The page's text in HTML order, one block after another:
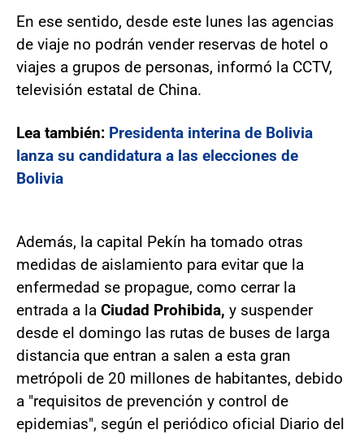
En ese sentido, desde este lunes las agencias
de viaje no podrán vender reservas de hotel o
viajes a grupos de personas, informó la CCTV,
televisión estatal de China.
Lea también: Presidenta interina de Bolivia
lanza su candidatura a las elecciones de
Bolivia
Además, la capital Pekín ha tomado otras
medidas de aislamiento para evitar que la
enfermedad se propague, como cerrar la
entrada a la Ciudad Prohibida, y suspender
desde el domingo las rutas de buses de larga
distancia que entran a salen a esta gran
metrópoli de 20 millones de habitantes, debido
a "requisitos de prevención y control de
epidemias", según el periódico oficial Diario del